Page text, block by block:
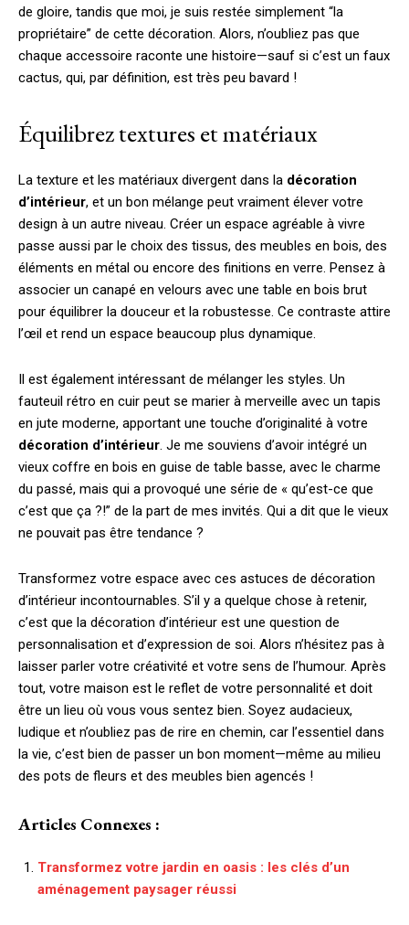
de gloire, tandis que moi, je suis restée simplement “la
propriétaire” de cette décoration. Alors, n’oubliez pas que
chaque accessoire raconte une histoire—sauf si c’est un faux
cactus, qui, par définition, est très peu bavard !
Équilibrez textures et matériaux
La texture et les matériaux divergent dans la décoration
d’intérieur, et un bon mélange peut vraiment élever votre
design à un autre niveau. Créer un espace agréable à vivre
passe aussi par le choix des tissus, des meubles en bois, des
éléments en métal ou encore des finitions en verre. Pensez à
associer un canapé en velours avec une table en bois brut
pour équilibrer la douceur et la robustesse. Ce contraste attire
l’œil et rend un espace beaucoup plus dynamique.
Il est également intéressant de mélanger les styles. Un
fauteuil rétro en cuir peut se marier à merveille avec un tapis
en jute moderne, apportant une touche d’originalité à votre
décoration d’intérieur. Je me souviens d’avoir intégré un
vieux coffre en bois en guise de table basse, avec le charme
du passé, mais qui a provoqué une série de « qu’est-ce que
c’est que ça ?!” de la part de mes invités. Qui a dit que le vieux
ne pouvait pas être tendance ?
Transformez votre espace avec ces astuces de décoration
d’intérieur incontournables. S’il y a quelque chose à retenir,
c’est que la décoration d’intérieur est une question de
personnalisation et d’expression de soi. Alors n’hésitez pas à
laisser parler votre créativité et votre sens de l’humour. Après
tout, votre maison est le reflet de votre personnalité et doit
être un lieu où vous vous sentez bien. Soyez audacieux,
ludique et n’oubliez pas de rire en chemin, car l’essentiel dans
la vie, c’est bien de passer un bon moment—même au milieu
des pots de fleurs et des meubles bien agencés !
Articles Connexes :
Transformez votre jardin en oasis : les clés d’un
aménagement paysager réussi